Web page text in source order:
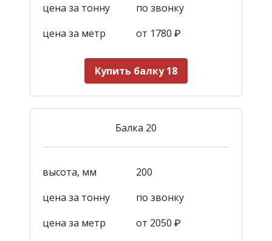
цена за тонну
по звонку
цена за метр
от 1780 ₽
Купить балку 18
Балка 20
высота, мм
200
цена за тонну
по звонку
цена за метр
от 2050 ₽